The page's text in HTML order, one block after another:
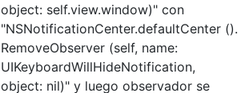
object: self.view.window)" con
"NSNotificationCenter.defaultCenter ().
RemoveObserver (self, name:
UIKeyboardWillHideNotification,
object: nil)" y luego observador se